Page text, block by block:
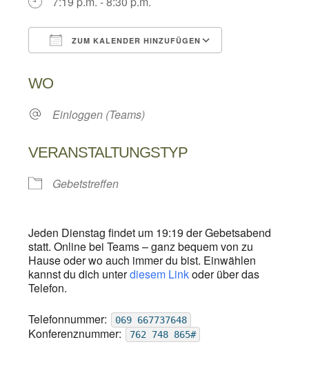
ZUM KALENDER HINZUFÜGEN
WO
Einloggen (Teams)
VERANSTALTUNGSTYP
Gebetstreffen
Jeden Dienstag findet um 19:19 der Gebetsabend
statt. Online bei Teams – ganz bequem von zu
Hause oder wo auch immer du bist. Einwählen
kannst du dich unterdiesem Linkoder über das
Telefon.
Telefonnummer:
069 667737648
Konferenznummer: 762 748 865#